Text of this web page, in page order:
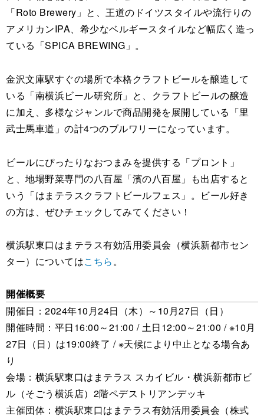
「Roto Brewery」と、王道のドイツスタイルや流行りの
アメリカンIPA、希少なベルギースタイルなど幅広く造っ
ている「SPICA BREWING」。
金沢文庫駅すぐの場所で本格クラフトビールを醸造して
いる「南横浜ビール研究所」と、クラフトビールの醸造
に加え、多様なジャンルで商品開発を展開している「里
武士馬車道」の計4つのブルワリーになっています。
ビールにぴったりなおつまみを提供する「プロント」
と、地場野菜専門の八百屋「濱の八百屋」も出店すると
いう「はまテラスクラフトビールフェス」。ビール好き
の方は、ぜひチェックしてみてください！
横浜駅東口はまテラス有効活用委員会（横浜新都市セン
ター）についてはこちら。
開催概要
開催日：2024年10月24日（木）～10月27日（日）
開催時間：平日16:00～21:00 / 土日12:00～21:00 / ※10月
27日（日）は19:00終了 / ※天候により中止となる場合あ
り
会場：横浜駅東口はまテラス スカイビル・横浜新都市ビ
ル（そごう横浜店）2階ペデストリアンデッキ
主催団体：横浜駅東口はまテラス有効活用委員会（株式